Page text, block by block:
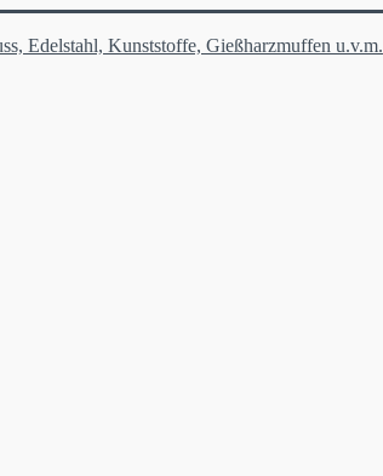
Edelstahl, Kunststoffe, Gießharzmuffen u.v.m.